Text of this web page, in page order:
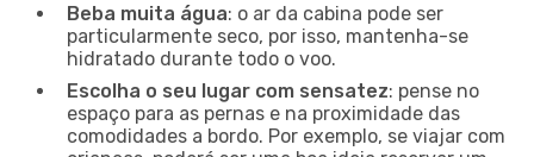
Beba muita água: o ar da cabina pode ser
particularmente seco, por isso, mantenha-se
hidratado durante todo o voo.
Escolha o seu lugar com sensatez: pense no
espaço para as pernas e na proximidade das
comodidades a bordo. Por exemplo, se viajar com